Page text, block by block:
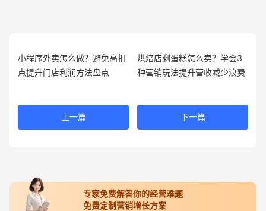
小程序外卖怎么做？避免高扣
点提升门店利润方法盘点
上一篇
烘焙店剩蛋糕怎么卖？学会3
种营销玩法提升营收减少浪费
下一篇
专家免费解答你的经营难题
免费定制营销增长方案